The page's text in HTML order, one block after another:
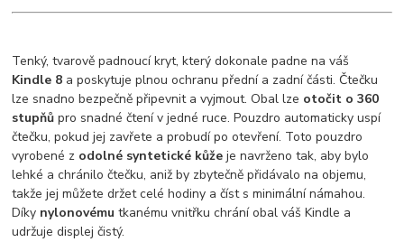
Tenký, tvarově padnoucí kryt, který dokonale padne na váš
Kindle 8 a poskytuje plnou ochranu přední a zadní části. Čtečku
lze snadno bezpečně připevnit a vyjmout. Obal lze otočit o 360
stupňů pro snadné čtení v jedné ruce. Pouzdro automaticky uspí
čtečku, pokud jej zavřete a probudí po otevření. Toto pouzdro
vyrobené z odolné syntetické kůže je navrženo tak, aby bylo
lehké a chránilo čtečku, aniž by zbytečně přidávalo na objemu,
takže jej můžete držet celé hodiny a číst s minimální námahou.
Díky nylonovémutkanému vnitřku chrání obal váš Kindle a
udržuje displej čistý.